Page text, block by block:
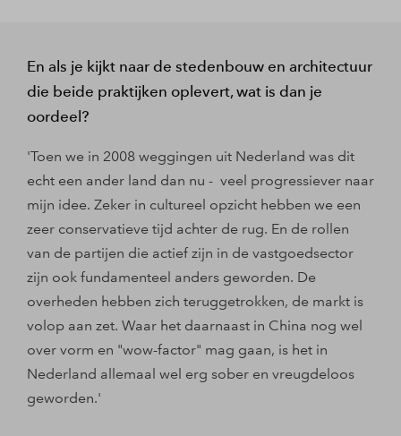
En als je kijkt naar de stedenbouw en architectuur
die beide praktijken oplevert, wat is dan je
oordeel?
'Toen we in 2008 weggingen uit Nederland was dit
echt een ander land dan nu - veel progressiever naar
mijn idee. Zeker in cultureel opzicht hebben we een
zeer conservatieve tijd achter de rug. En de rollen
van de partijen die actief zijn in de vastgoedsector
zijn ook fundamenteel anders geworden. De
overheden hebben zich teruggetrokken, de markt is
volop aan zet. Waar het daarnaast in China nog wel
over vorm en "wow-factor" mag gaan, is het in
Nederland allemaal wel erg sober en vreugdeloos
geworden.'